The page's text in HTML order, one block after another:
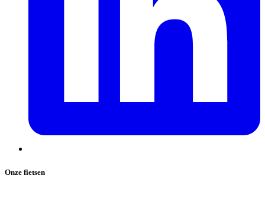
Onze fietsen